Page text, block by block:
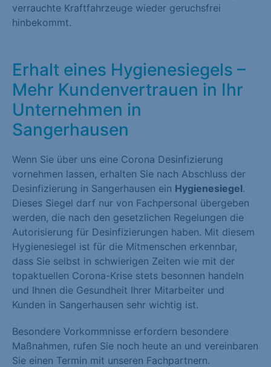
verrauchte Kraftfahrzeuge wieder geruchsfrei
hinbekommt.
Erhalt eines Hygienesiegels –
Mehr Kundenvertrauen in Ihr
Unternehmen in
Sangerhausen
Wenn Sie über uns eine Corona Desinfizierung
vornehmen lassen, erhalten Sie nach Abschluss der
Desinfizierung in Sangerhausen ein Hygienesiegel.
Dieses Siegel darf nur von Fachpersonal übergeben
werden, die nach den gesetzlichen Regelungen die
Autorisierung für Desinfizierungen haben. Mit diesem
Hygienesiegel ist für die Mitmenschen erkennbar,
dass Sie selbst in schwierigen Zeiten wie mit der
topaktuellen Corona-Krise stets besonnen handeln
und Ihnen die Gesundheit Ihrer Mitarbeiter und
Kunden in Sangerhausen sehr wichtig ist.
Besondere Vorkommnisse erfordern besondere
Maßnahmen, rufen Sie noch heute an und vereinbaren
Sie einen Termin mit unseren Fachpartnern.